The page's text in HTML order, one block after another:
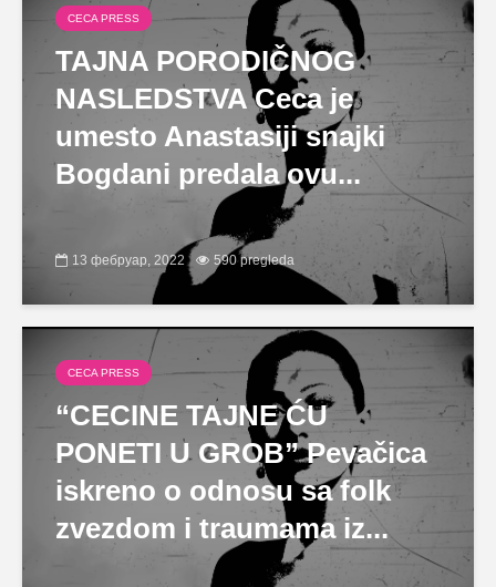
CECA PRESS
TAJNA PORODIČNOG
NASLEDSTVA Ceca je
umesto Anastasiji snajki
Bogdani predala ovu...
13 фебруар, 2022 590 pregleda
CECA PRESS
“CECINE TAJNE ĆU
PONETI U GROB” Pevačica
iskreno o odnosu sa folk
zvezdom i traumama iz...